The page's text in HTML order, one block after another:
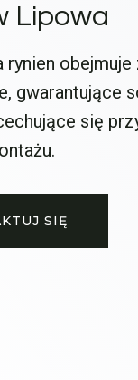
Lipowa
rynien obejmuje
gwarantujące
się
SIĘ